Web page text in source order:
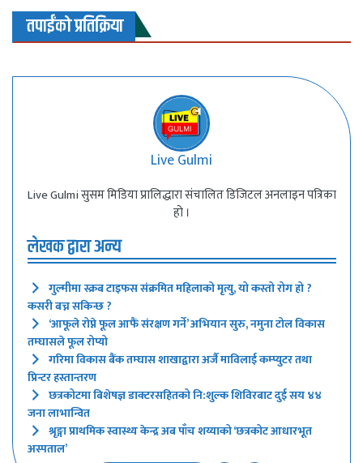
तपाईंको प्रतिक्रिया
Live Gulmi
Live Gulmi सुसम मिडिया प्रालिद्धारा संचालित डिजिटल अनलाइन पत्रिका
हो ।
लेखक द्वारा अन्य
गुल्मीमा स्क्रब टाइफस संक्रमित महिलाको मृत्यु, यो कस्तो रोग हो ?
कसरी बच्न सकिन्छ ?
‘आफूले रोप्ने फूल आफैं संरक्षण गर्ने’ अभियान सुरु, नमुना टोल विकास
तम्घासले फूल रोप्यो
गरिमा विकास बैंक तम्घास शाखाद्वारा अर्जै माविलाई कम्प्युटर तथा
प्रिन्टर हस्तान्तरण
छत्रकोटमा बिशेषज्ञ डाक्टरसहितको नि:शुल्क शिविरबाट दुई सय ४४
जना लाभान्वित
श्रृङ्गा प्राथमिक स्वास्थ्य केन्द्र अब पाँच शय्याको ‘छत्रकोट आधारभूत
अस्पताल’